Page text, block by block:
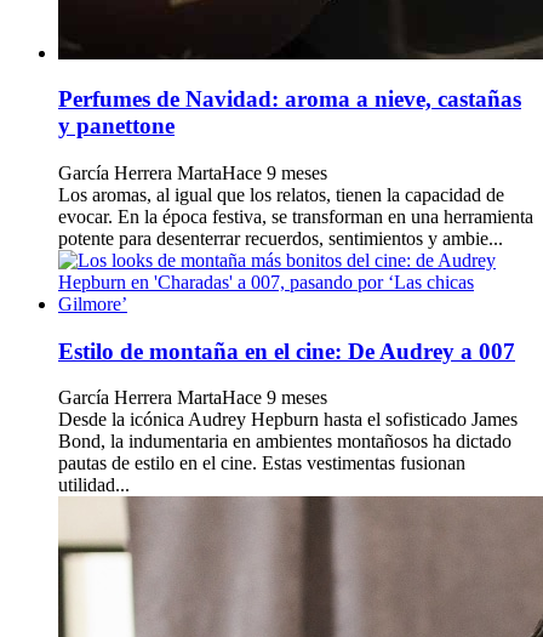
Perfumes de Navidad: aroma a nieve, castañas
y panettone
García Herrera MartaHace 9 meses
Los aromas, al igual que los relatos, tienen la capacidad de
evocar. En la época festiva, se transforman en una herramienta
potente para desenterrar recuerdos, sentimientos y ambie...
Estilo de montaña en el cine: De Audrey a 007
García Herrera MartaHace 9 meses
Desde la icónica Audrey Hepburn hasta el sofisticado James
Bond, la indumentaria en ambientes montañosos ha dictado
pautas de estilo en el cine. Estas vestimentas fusionan
utilidad...